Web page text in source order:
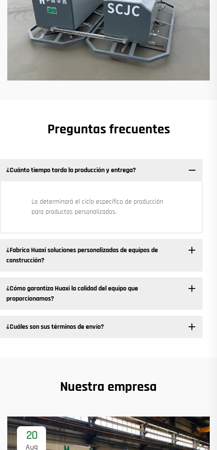
Preguntas frecuentes
¿Cuánto tiempo tarda la producción y entrega?
Lo determinará el ciclo específico de producción
para productos personalizados.
¿Fabrica Huaxi soluciones personalizadas de equipos de
construcción?
¿Cómo garantiza Huaxi la calidad del equipo que
proporcionamos?
¿Cuáles son sus términos de envío?
Nuestra empresa
20
Aug